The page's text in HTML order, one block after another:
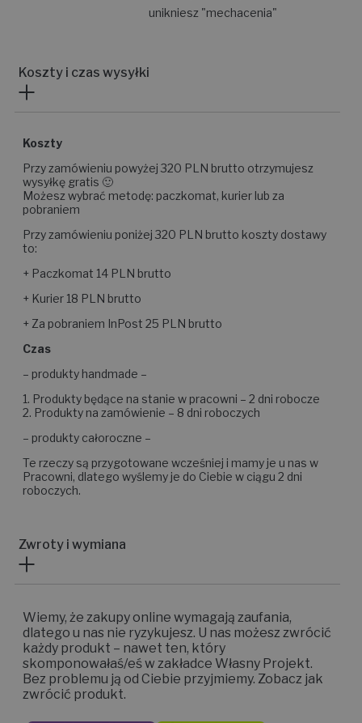
unikniesz "mechacenia"
Koszty i czas wysyłki
Koszty
Przy zamówieniu powyżej 320 PLN brutto otrzymujesz
wysyłkę gratis 🙂
Możesz wybrać metodę: paczkomat, kurier lub za
pobraniem
Przy zamówieniu poniżej 320 PLN brutto koszty dostawy
to:
+ Paczkomat 14 PLN brutto
+ Kurier 18 PLN brutto
+ Za pobraniem InPost 25 PLN brutto
Czas
– produkty handmade –
1. Produkty będące na stanie w pracowni – 2 dni robocze
2. Produkty na zamówienie – 8 dni roboczych
– produkty całoroczne –
Te rzeczy są przygotowane wcześniej i mamy je u nas w
Pracowni, dlatego wyślemy je do Ciebie w ciągu 2 dni
roboczych.
Zwroty i wymiana
Wiemy, że zakupy online wymagają zaufania,
dlatego u nas nie ryzykujesz. U nas możesz zwrócić
każdy produkt – nawet ten, który
skomponowałaś/eś w zakładce Własny Projekt.
Bez problemu ją od Ciebie przyjmiemy. Zobacz jak
zwrócić produkt.